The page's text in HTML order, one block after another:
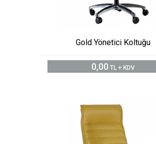
Gold Yönetici Koltuğu
0,00 TL + KDV